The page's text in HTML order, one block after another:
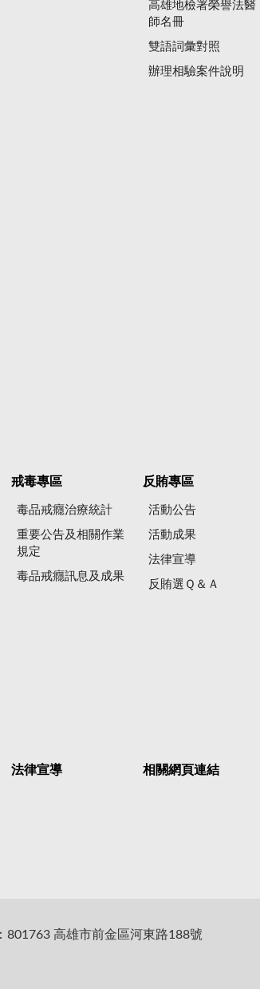
高雄地檢署榮譽法醫
師名冊
雙語詞彙對照
辦理相驗案件說明
戒毒專區
毒品戒癮治療統計
重要公告及相關作業
規定
毒品戒癮訊息及成果
反賄專區
活動公告
活動成果
法律宣導
反賄選Ｑ＆Ａ
法律宣導 相關網頁連結
801763 高雄市前金區河東路188號